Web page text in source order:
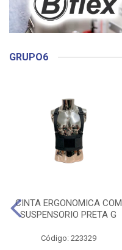
GRUPO6
CINTA ERGONOMICA COM
SUSPENSORIO PRETA G
Código: 223329